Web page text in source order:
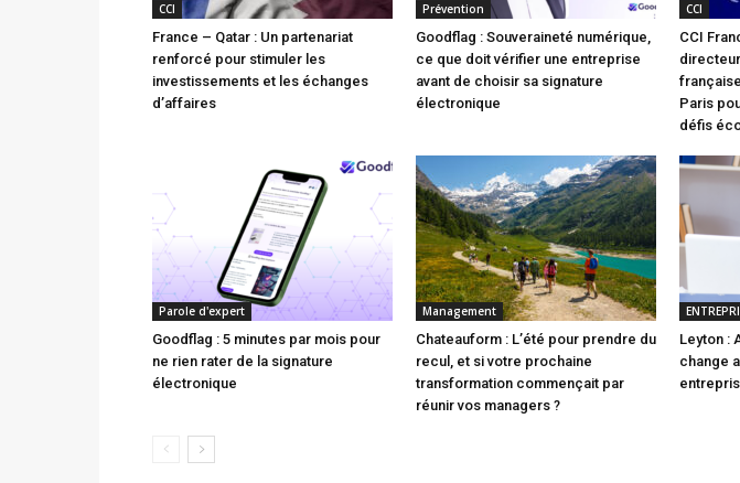
CCI
France – Qatar : Un partenariat
renforcé pour stimuler les
investissements et les échanges
d’affaires
Prévention
Goodflag : Souveraineté numérique,
ce que doit vérifier une entreprise
avant de choisir sa signature
électronique
CCI
CCI
Paris
défis
Parole d'expert
Goodflag : 5 minutes par mois pour
ne rien rater de la signature
électronique
Management
Chateauform : L’été pour prendre du
recul, et si votre prochaine
transformation commençait par
réunir vos managers ?
Leyton :
change